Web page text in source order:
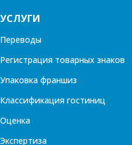
УСЛУГИ
Переводы
Регистрация товарных знаков
Упаковка франшиз
Классификация гостиниц
Оценка
Экспертиза